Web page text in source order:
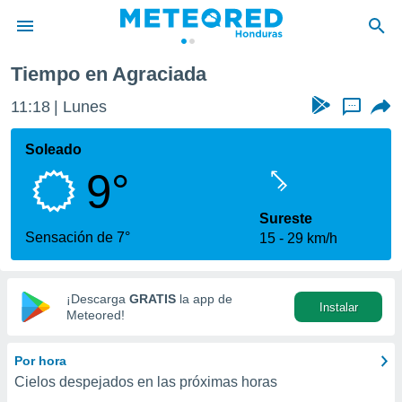
de
ha sido
calidad.
a este
las
y
digital
basada
Tiempo en Agraciada
11:18 Lunes ...
Soleado
9°
Sensación de 7°
Sureste
15
29 km/h
¡Descarga GRATIS la app de
Meteored!
Instalar
Por hora
Cielos despejados en las próximas horas